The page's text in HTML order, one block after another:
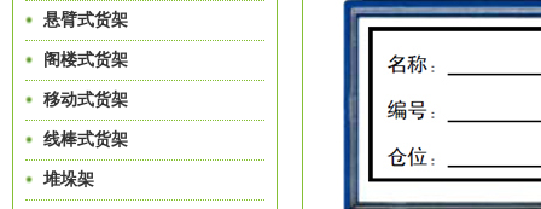
悬臂式货架
阁楼式货架
移动式货架
线棒式货架
堆垛架